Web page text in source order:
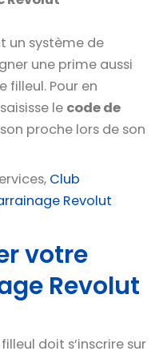
un système de
une prime aussi
filleul. Pour en
le code de
proche lors de son
Club
Revolut
votre
Revolut
doit s’inscrire sur